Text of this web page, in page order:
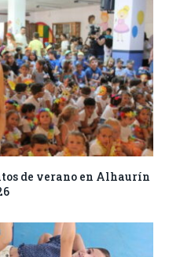
de verano en Alhaurín